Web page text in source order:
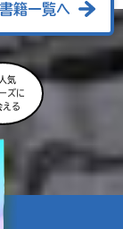
／絵
書籍一覧へ
気
ズに
える